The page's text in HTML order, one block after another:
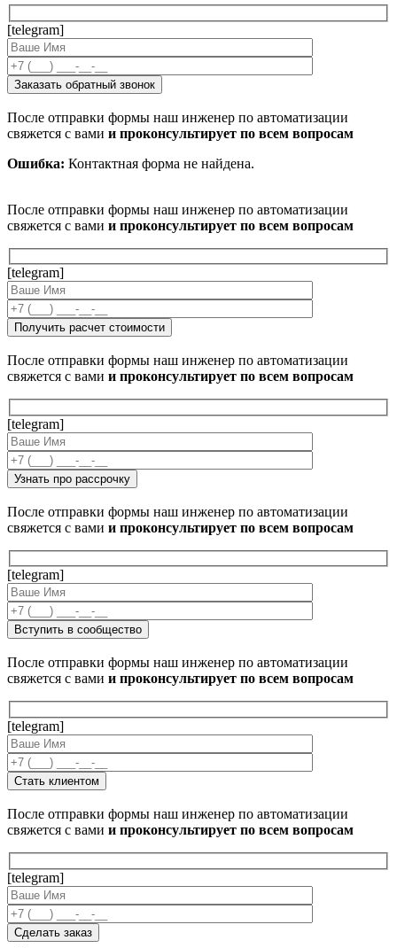
[telegram]
После отправки формы наш инженер по автоматизации
свяжется с вами и проконсультирует по всем вопросам
Ошибка: Контактная форма не найдена.
После отправки формы наш инженер по автоматизации
свяжется с вами и проконсультирует по всем вопросам
[telegram]
После отправки формы наш инженер по автоматизации
свяжется с вами и проконсультирует по всем вопросам
[telegram]
После отправки формы наш инженер по автоматизации
свяжется с вами и проконсультирует по всем вопросам
[telegram]
После отправки формы наш инженер по автоматизации
свяжется с вами и проконсультирует по всем вопросам
[telegram]
После отправки формы наш инженер по автоматизации
свяжется с вами и проконсультирует по всем вопросам
[telegram]